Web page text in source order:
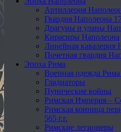
Артиллерия
Гвардия Наполеона
Драгуны и уланы
Кирасиры Наполеона
Линейная кавалерия
Почетная гвардия
Эпоха Рима
Военная одежда Рима
Гладиаторы
Пунические войны
Римская Империя –
Римская конница
565 г.г.
Римские легионеры